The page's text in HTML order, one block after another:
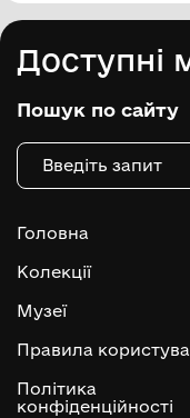
Доступні
Пошук по сайту
Головна
Колекції
Музеї
Правила
Політика
конфіденційності